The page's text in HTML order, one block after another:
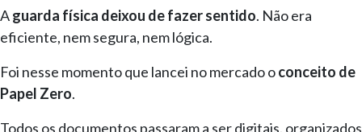
Aguarda física deixou de fazer sentido. Não era
eficiente, nem segura, nem lógica.
Foi nesse momento que lancei no mercado oconceito de
Papel Zero.
Todos os documentos passaram a ser digitais, organizados